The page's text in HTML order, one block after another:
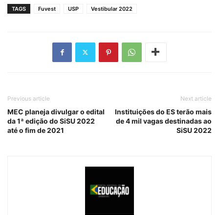
TAGS Fuvest USP Vestibular 2022
Previous article
MEC planeja divulgar o edital
da 1ª edição do SiSU 2022
até o fim de 2021
Next article
Instituições do ES terão mais
de 4 mil vagas destinadas ao
SiSU 2022